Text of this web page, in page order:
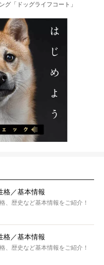
グ「ドッグライフコート」
格／基本情報
、歴史など基本情報をご紹介！
格／基本情報
、歴史など基本情報をご紹介！